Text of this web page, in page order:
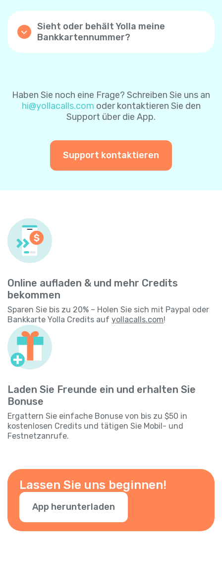
nach erfolgreicher Zahlung zu aktivieren.
Mit dieser Einstellung wird Ihr Yolla-
Guthaben automatisch aufgeladen, wenn
das Guthaben unter $1 beträgt. Wenn Sie die
ändern.
Sie können die Funktion „automatisch
aufladen“ jederzeit deaktivieren.
Sieht oder behält Yolla meine
Bankkartennummer?
Zahlungssystem entscheiden, um Ihre
Karteninformationen für zukünftige
Zahlungen zu speichern. Auf diese Weise
eingeben.
Haben Sie noch eine Frage? Schreiben Sie uns an
hi@yollacalls.com oder kontaktieren Sie den
Support über die App.
Support kontaktieren
Online aufladen & und mehr Credits
bekommen
Sparen Sie bis zu 20% – Holen Sie sich mit Paypal oder
Bankkarte Yolla Credits auf yollacalls.com!
Laden Sie Freunde ein und erhalten Sie
Bonuse
Ergattern Sie einfache Bonuse von bis zu $50 in
kostenlosen Credits und tätigen Sie Mobil- und
Festnetzanrufe.
Lassen Sie uns beginnen!
App herunterladen